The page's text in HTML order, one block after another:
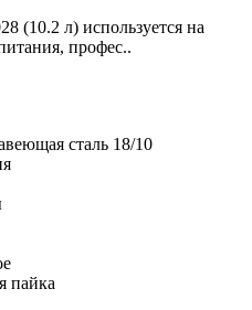
(10.2 л) используется на
профес..
сталь 18/10
пайка